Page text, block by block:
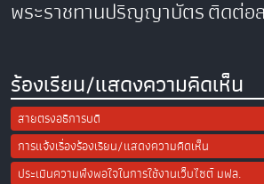
พระราชทานปริญญาบัตรติดต่อ
ร้องเรียน/แสดงความคิดเห็น
สายตรงอธิการบดี
การแจ้งเรื่องร้องเรียน/แสดงความคิดเห็น
ประเมินความพึงพอใจในการใช้งานเว็บไซต์ มฟล.